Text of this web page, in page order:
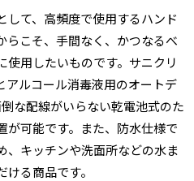
して、高頻度で使用するハンド
らこそ、手間なく、かつなるべ
使用したいものです。サニクリ
アルコール消毒液用のオートデ
な配線がいらない乾電池式のた
が可能です。また、防水仕様で
、キッチンや洗面所などの水ま
る商品です。